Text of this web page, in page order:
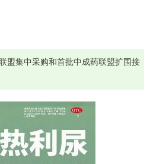
盟集中采购和首批中成药联盟扩围接